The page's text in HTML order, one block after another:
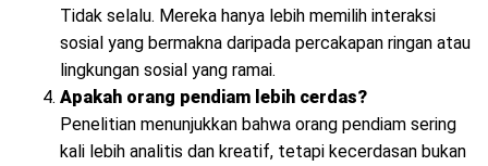
Tidak selalu. Mereka hanya lebih memilih interaksi
sosial yang bermakna daripada percakapan ringan atau
lingkungan sosial yang ramai.
Apakah orang pendiam lebih cerdas?
Penelitian menunjukkan bahwa orang pendiam sering
kali lebih analitis dan kreatif, tetapi kecerdasan bukan